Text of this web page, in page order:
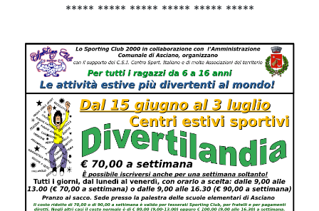
***** ***** ***** ***** ***** *****